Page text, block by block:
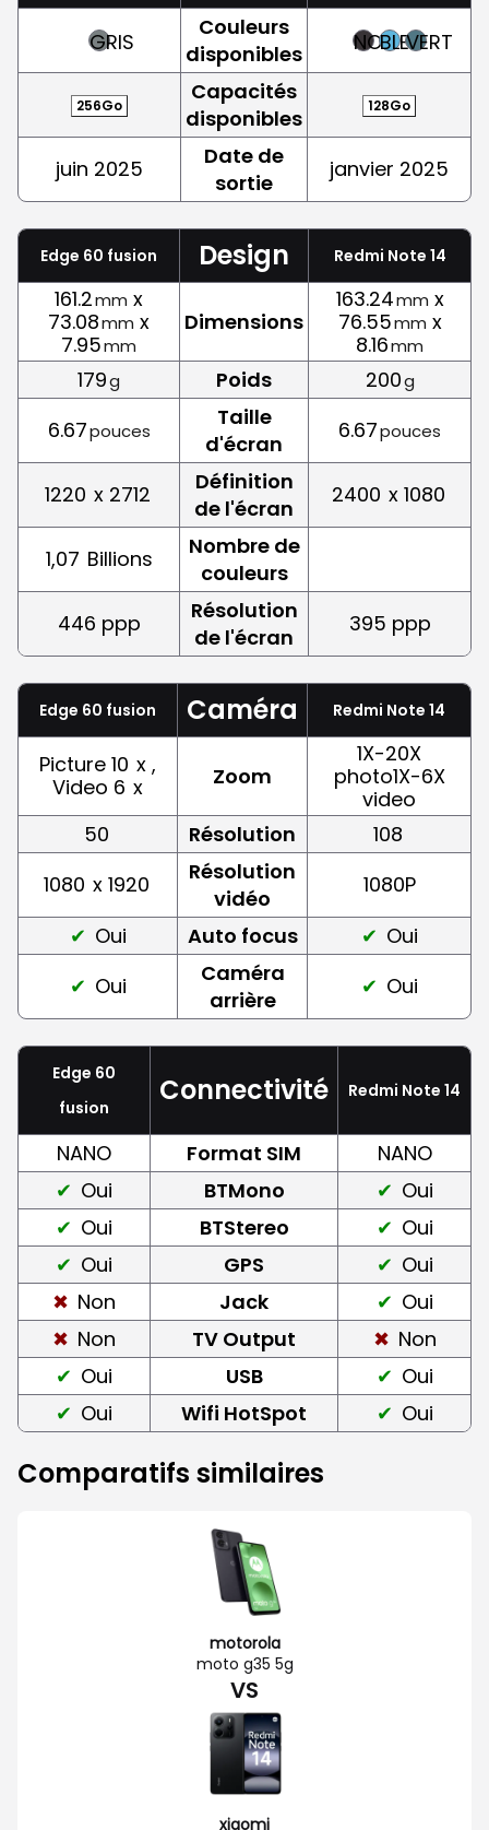
GRIS
Couleurs
disponibles
NOIRBLEUVERT
256Go
Capacités
disponibles
128Go
juin 2025
Date de
sortie
janvier 2025
Edge 60 fusion Design Redmi Note 14
161.2mm x
73.08mm x
7.95mm
Dimensions
163.24mm x
76.55mm x
8.16mm
179g Poids 200g
6.67pouces
Taille
d'écran
6.67pouces
1220 x 2712
Définition
de l'écran
2400 x 1080
1,07 Billions
Nombre de
couleurs
446 ppp
Résolution
de l'écran
395 ppp
Edge 60 fusion Caméra Redmi Note 14
Picture 10 x ,
Video 6 x Zoom
1X-20X
photo1X-6X
video
50
Résolution
108
1080 x 1920
Résolution
vidéo
1080P
Oui
Auto focus
Oui
Oui
Caméra
arrière
Oui
Edge 60
fusion
Connectivité Redmi Note 14
NANO Format SIM
NANO
Oui
BTMono
Oui
Oui
BTStereo
Oui
Oui
GPS
Oui
Non
Jack
Oui
Non
TV Output
Non
Oui
USB
Oui
Oui
Wifi HotSpot Oui
Comparatifs similaires
motorola
moto g35 5g
VS
xiaomi